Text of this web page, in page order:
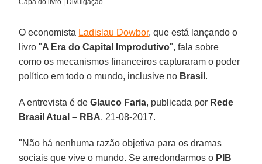
O economista Ladislau Dowbor, que está lançando o
livro "A Era do Capital Improdutivo", fala sobre
como os mecanismos financeiros capturaram o poder
político em todo o mundo, inclusive no Brasil .
A entrevista é deGlauco Faria, publicada por Rede
Brasil Atual – RBA, 21-08-2017.
"Não há nenhuma razão objetiva para os dramas
sociais que vive o mundo. Se arredondarmos o PIB